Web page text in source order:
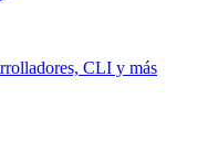
CLI y más